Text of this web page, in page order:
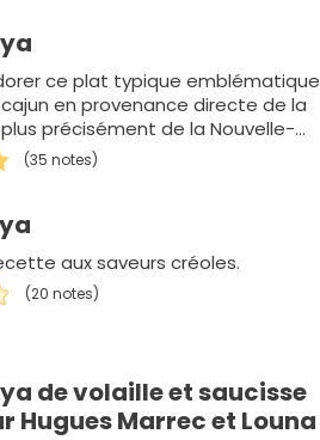
ce plat typique emblématique
en provenance directe de la
précisément de la Nouvelle-
(35 notes)
aux saveurs créoles.
(20 notes)
de volaille et saucisse
Hugues Marrec et Louna